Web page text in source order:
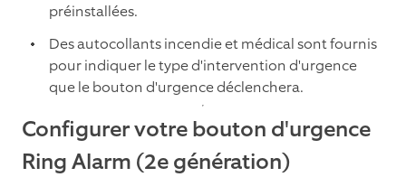
préinstallées.
Des autocollants incendie et médical sont fournis
pour indiquer le type d'intervention d'urgence
que le bouton d'urgence déclenchera.
Configurer votre bouton d'urgence
Ring Alarm (2e génération)